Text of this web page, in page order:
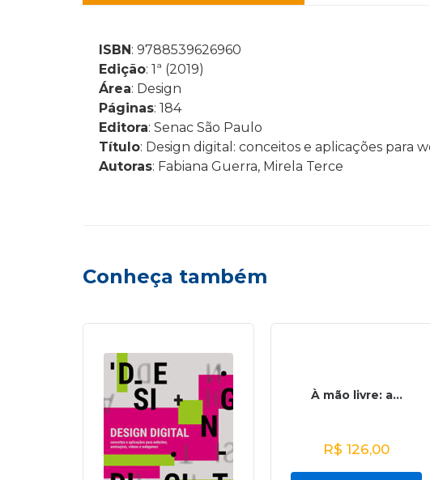
ISBN: 9788539626960
Edição: 1ª (2019)
Área: Design
Páginas: 184
Editora: Senac São Paulo
Título: Design digital: conceitos e aplicações para
Autoras: Fabiana Guerra, Mirela Terce
Conheça também
À mão livre: a...
R$ 126,00